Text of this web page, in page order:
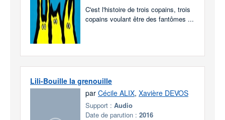
C'est l'histoire de trois copains, trois
copains voulant être des fantômes ...
Lili-Bouille la grenouille
par Cécile ALIX, Xavière DEVOS
Support : Audio
Date de parution : 2016